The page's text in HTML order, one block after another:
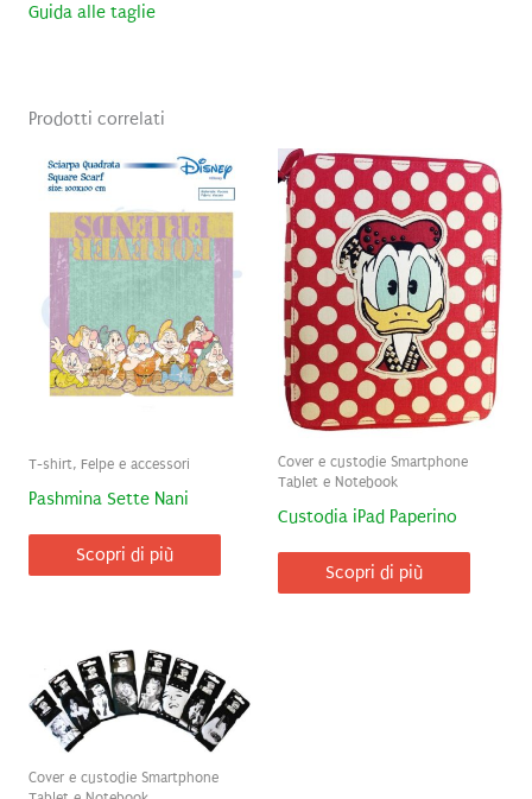
Guida alle taglie
Prodotti correlati
T-shirt, Felpe e accessori
Pashmina Sette Nani
Scopri di più
Cover e custodie Smartphone
Tablet e Notebook
Custodia iPad Paperino
Scopri di più
Cover e custodie Smartphone